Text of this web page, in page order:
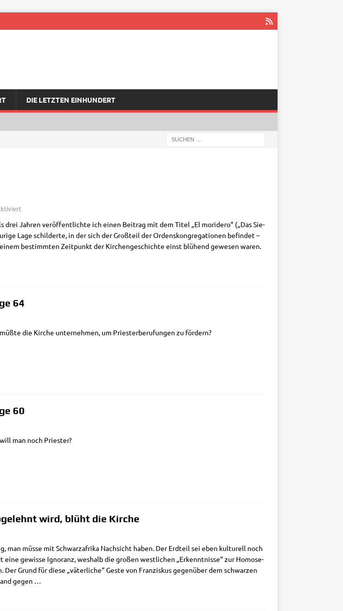
DIE LETZTEN EINHUNDERT
drei Jah­ren ver­öf­fent­lich­te ich einen Bei­trag mit dem Titel „El mori­de­ro“ („Das Sie­
Lage schil­der­te, in der sich der Groß­teil der Ordens­kon­gre­ga­tio­nen befin­det –
bestimm­ten Zeit­punkt der Kir­chen­ge­schich­te einst blü­hend gewe­sen waren.
64
die Kir­che unter­neh­men, um Prie­ster­be­ru­fun­gen zu fördern?
60
man noch Priester?
wird, blüht die Kirche
man müs­se mit Schwarz­afri­ka Nach­sicht haben. Der Erd­teil sei eben kul­tu­rell noch
eine gewis­se Igno­ranz, wes­halb die gro­ßen west­li­chen „Erkennt­nis­se“ zur Homo­se­
Grund für die­se „väter­li­che“ Geste von Fran­zis­kus gegen­über dem schwar­zen
gegen …